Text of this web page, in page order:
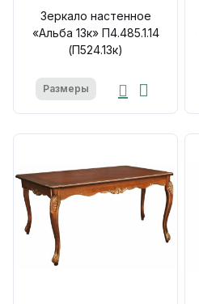
Зеркало настенное
«Альба 13к» П4.485.1.14
(П524.13к)
Размеры